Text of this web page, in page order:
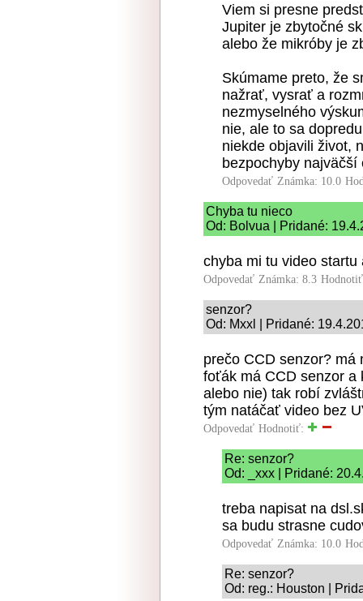
Viem si presne
Jupiter je zbytočné
alebo že mikróby je
Skúmame preto, že
nažrať, vysrať a
nezmyselného
nie, ale to sa
niekde objavili život,
bezpochyby najväčší
Odpovedať Známka: 10.0
Chyba tu nieco
Od: Bolvua | Pridané:
chyba mi tu video
Odpovedať Známka: 8.3
senzor?
Od: Mxxl | Pridané:
prečo CCD senzor? má
foťák má CCD senzor a
alebo nie) tak robí
tým natáčať video bez
Odpovedať Hodnotiť:
Re: senzor?
Od: _xxx | Pridané:
treba napisat na
sa budu strasne
Odpovedať Známka: 10.0
Re: senzor?
Od: reg.: Houston |